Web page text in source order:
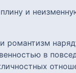
и
романтизм
в